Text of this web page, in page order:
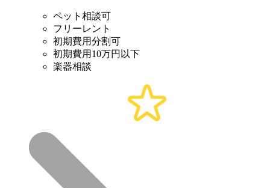
ペット相談可
フリーレント
初期費用分割可
初期費用10万円以下
楽器相談